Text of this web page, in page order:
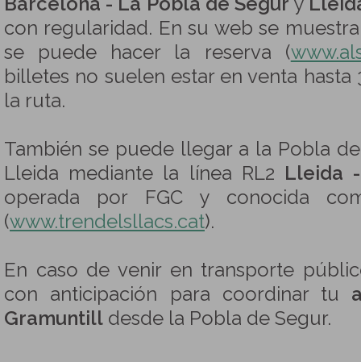
con regularidad. En su web se
se puede hacer la reserva (
billetes no suelen estar en venta hasta
la ruta.
También se puede llegar a la Pobla
Lleida mediante la línea RL2 Lleida
operada por FGC y conocida
(www.trendelsllacs.cat).
En caso de venir en transporte
con anticipación para coordinar tu
Gramuntill desde la Pobla de Segur.